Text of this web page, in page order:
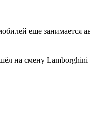
еще занимается
на смену Lamborghini